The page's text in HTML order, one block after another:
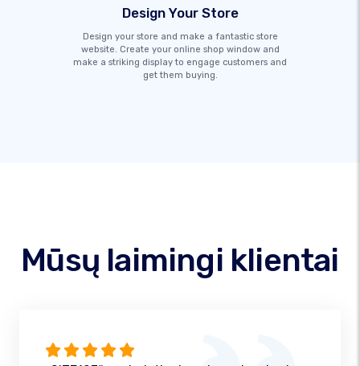
Design Your Store
Design your store and make a fantastic store
website. Create your online shop window and
make a striking display to engage customers and
get them buying.
Mūsų laimingi klientai